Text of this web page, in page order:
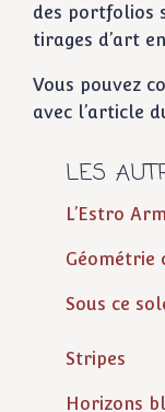
des portfolios
tirages d’art
Vous pouvez
avec l’article
LES
L’Estro
Géométrie
Sous ce
Stripes
Horizons